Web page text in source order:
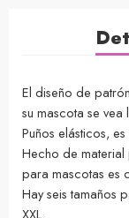
El diseño de
su mascota se
Puños elásticos,
Hecho de
para mascotas es
Hay seis tamaños
XXL.